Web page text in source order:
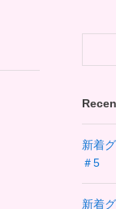
新着
＃5
新着